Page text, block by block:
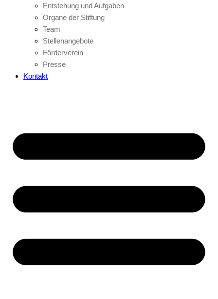
Entstehung und Aufgaben
Organe der Stiftung
Team
Stellenangebote
Förderverein
Presse
Kontakt